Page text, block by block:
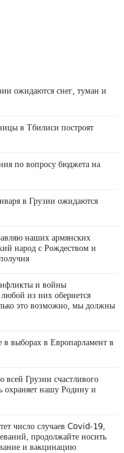
ожидаются снег, туман и
в Тбилиси построят
по вопросу бюджета на
в Грузии ожидаются
наших армянских
народ с Рождеством и
и войны
из них обернется
это возможно, мы должны
выборах в Европарламент в
Грузии счастливого
охраняет нашу Родину и
число случаев Covid-19,
продолжайте носить
и вакцинацию